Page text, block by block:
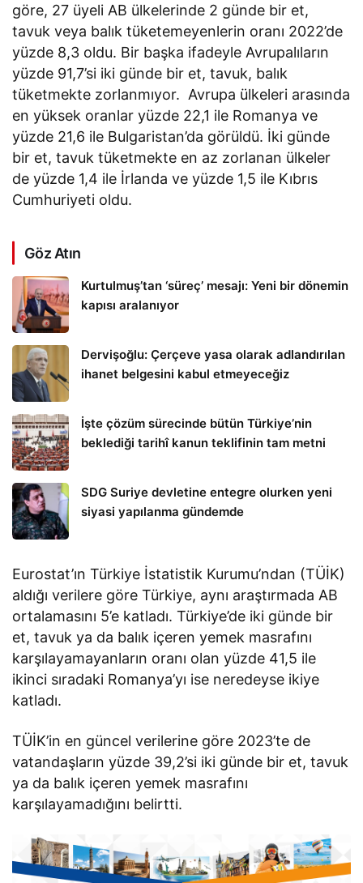
göre, 27 üyeli AB ülkelerinde 2 günde bir et,
tavuk veya balık tüketemeyenlerin oranı 2022’de
yüzde 8,3 oldu. Bir başka ifadeyle Avrupalıların
yüzde 91,7’si iki günde bir et, tavuk, balık
tüketmekte zorlanmıyor. Avrupa ülkeleri arasında
en yüksek oranlar yüzde 22,1 ile Romanya ve
yüzde 21,6 ile Bulgaristan’da görüldü. İki günde
bir et, tavuk tüketmekte en az zorlanan ülkeler
de yüzde 1,4 ile İrlanda ve yüzde 1,5 ile Kıbrıs
Cumhuriyeti oldu.
Göz Atın
Kurtulmuş’tan ‘süreç’ mesajı: Yeni bir dönemin
kapısı aralanıyor
Dervişoğlu: Çerçeve yasa olarak adlandırılan
ihanet belgesini kabul etmeyeceğiz
İşte çözüm sürecinde bütün Türkiye’nin
beklediği tarihî kanun teklifinin tam metni
SDG Suriye devletine entegre olurken yeni
siyasi yapılanma gündemde
Eurostat’ın Türkiye İstatistik Kurumu’ndan (TÜİK)
aldığı verilere göre Türkiye, aynı araştırmada AB
ortalamasını 5’e katladı. Türkiye’de iki günde bir
et, tavuk ya da balık içeren yemek masrafını
karşılayamayanların oranı olan yüzde 41,5 ile
ikinci sıradaki Romanya’yı ise neredeyse ikiye
katladı.
TÜİK’in en güncel verilerine göre 2023’te de
vatandaşların yüzde 39,2’si iki günde bir et, tavuk
ya da balık içeren yemek masrafını
karşılayamadığını belirtti.